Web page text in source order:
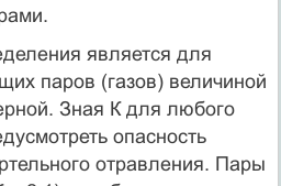
является для
паров (газов) величиной
Зная К для любого
опасность
отравления. Пары